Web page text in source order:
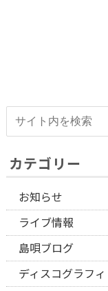
カテゴリー
お知らせ
ライブ情報
島唄ブログ
ディスコグラフィ